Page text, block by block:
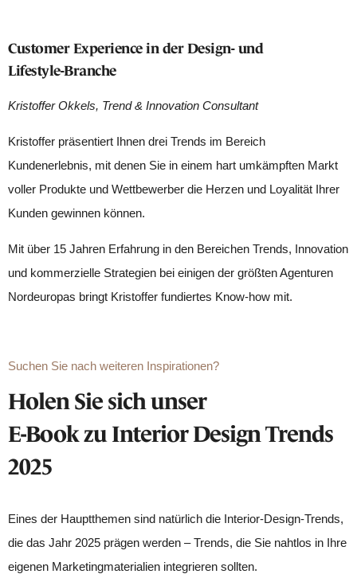
Customer Experience in der Design- und
Lifestyle-Branche
Kristoffer Okkels, Trend & Innovation Consultant
Kristoffer präsentiert Ihnen drei Trends im Bereich
Kundenerlebnis, mit denen Sie in einem hart umkämpften Markt
voller Produkte und Wettbewerber die Herzen und Loyalität Ihrer
Kunden gewinnen können.
Mit über 15 Jahren Erfahrung in den Bereichen Trends, Innovation
und kommerzielle Strategien bei einigen der größten Agenturen
Nordeuropas bringt Kristoffer fundiertes Know-how mit.
Suchen Sie nach weiteren Inspirationen?
Holen Sie sich unser
E-Book zu Interior Design Trends
2025
Eines der Hauptthemen sind natürlich die Interior-Design-Trends,
die das Jahr 2025 prägen werden – Trends, die Sie nahtlos in Ihre
eigenen Marketingmaterialien integrieren sollten.